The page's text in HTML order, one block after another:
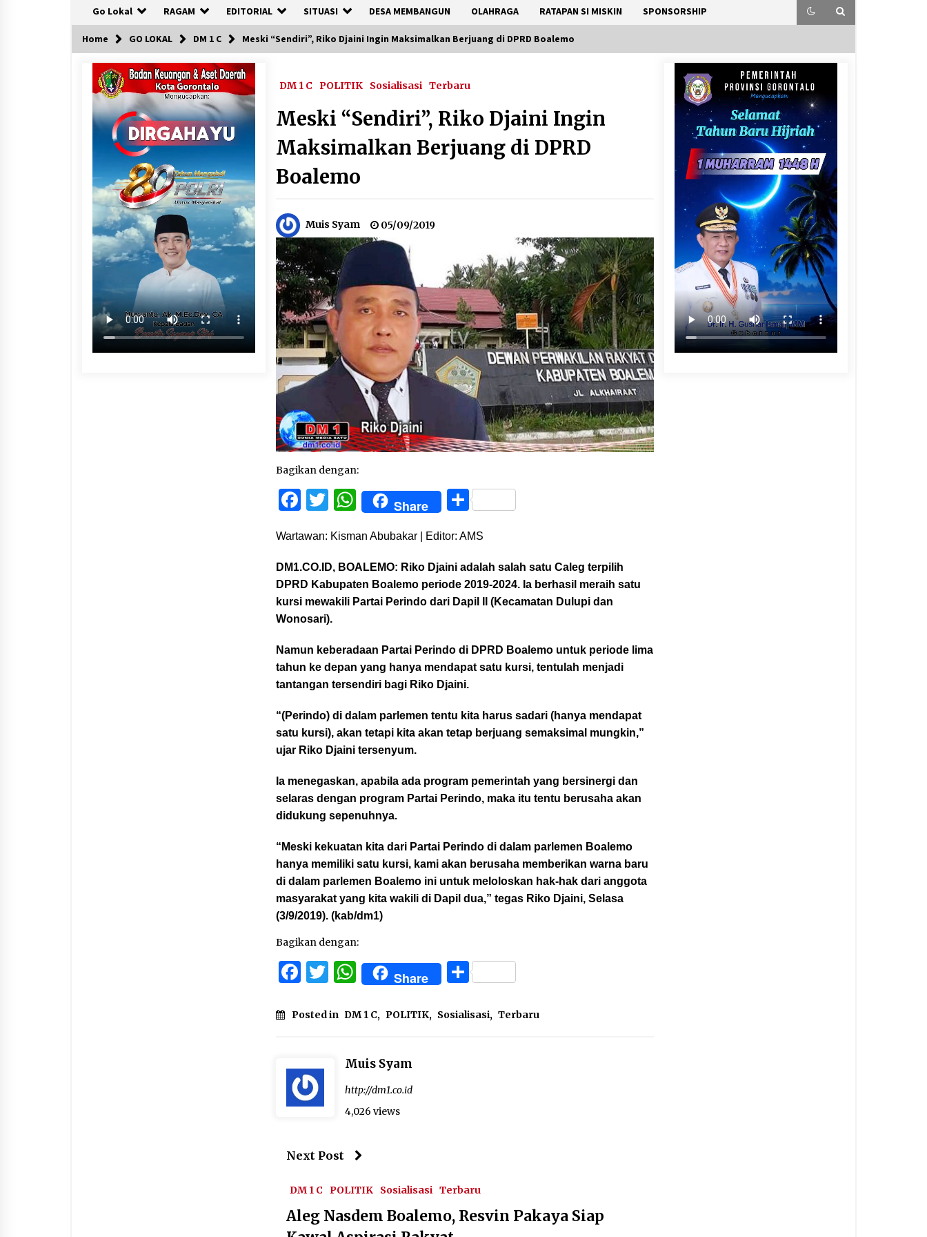
Go Lokal RAGAM EDITORIAL SITUASI DESA MEMBANGUN OLAHRAGA RATAPAN SI MISKIN SPONSORSHIP
Home GO LOKAL DM 1 C Meski “Sendiri”, Riko Djaini Ingin Maksimalkan Berjuang di DPRD Boalemo
DM 1 C POLITIK Sosialisasi Terbaru
Meski “Sendiri”, Riko Djaini Ingin
Maksimalkan Berjuang di DPRD
Boalemo
Muis Syam 05/09/2019
Bagikan dengan:
Facebook
Twitter
WhatsApp
Share Share
Wartawan: Kisman Abubakar | Editor: AMS
DM1.CO.ID, BOALEMO: Riko Djaini adalah salah satu Caleg terpilih
DPRD Kabupaten Boalemo periode 2019-2024. Ia berhasil meraih satu
kursi mewakili Partai Perindo dari Dapil II (Kecamatan Dulupi dan
Wonosari).
Namun keberadaan Partai Perindo di DPRD Boalemo untuk periode lima
tahun ke depan yang hanya mendapat satu kursi, tentulah menjadi
tantangan tersendiri bagi Riko Djaini.
“(Perindo) di dalam parlemen tentu kita harus sadari (hanya mendapat
satu kursi), akan tetapi kita akan tetap berjuang semaksimal mungkin,”
ujar Riko Djaini tersenyum.
Ia menegaskan, apabila ada program pemerintah yang bersinergi dan
selaras dengan program Partai Perindo, maka itu tentu berusaha akan
didukung sepenuhnya.
“Meski kekuatan kita dari Partai Perindo di dalam parlemen Boalemo
hanya memiliki satu kursi, kami akan berusaha memberikan warna baru
di dalam parlemen Boalemo ini untuk meloloskan hak-hak dari anggota
masyarakat yang kita wakili di Dapil dua,” tegas Riko Djaini, Selasa
(3/9/2019). (kab/dm1)
Bagikan dengan:
Facebook
Twitter
WhatsApp
Share Share
Posted in DM 1 C, POLITIK, Sosialisasi, Terbaru
Muis Syam
http://dm1.co.id
4,026 views
Next Post
DM 1 C POLITIK Sosialisasi Terbaru
Aleg Nasdem Boalemo, Resvin Pakaya Siap